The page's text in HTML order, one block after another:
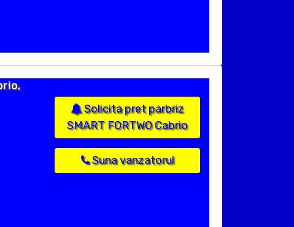
Solicita pret parbriz
SMART FORTWO Cabrio
Suna vanzatorul